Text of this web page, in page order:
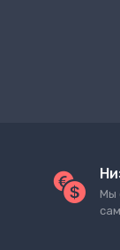
Мы